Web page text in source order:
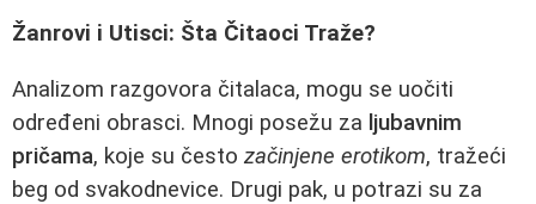
Žanrovi i Utisci: Šta Čitaoci Traže?
Analizom razgovora čitalaca, mogu se uočiti
određeni obrasci. Mnogi posežu za ljubavnim
pričama, koje su često začinjene erotikom, tražeći
beg od svakodnevice. Drugi pak, u potrazi su za